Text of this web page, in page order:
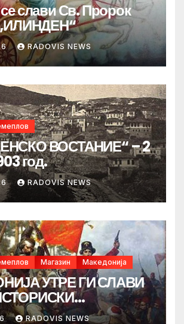
слави Св. Пророк
RADOVIS NEWS
ВОСТАНИЕ“ – 2
год.
RADOVIS NEWS
Магазин Македонија
УТРЕ ГИ СЛАВИ
RADOVIS NEWS